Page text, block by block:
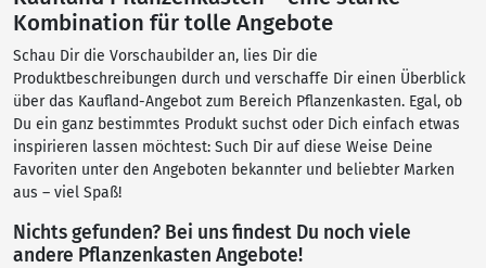
Kombination für tolle Angebote
Schau Dir die Vorschaubilder an, lies Dir die
Produktbeschreibungen durch und verschaffe Dir einen Überblick
über das Kaufland-Angebot zum Bereich Pflanzenkasten. Egal, ob
Du ein ganz bestimmtes Produkt suchst oder Dich einfach etwas
inspirieren lassen möchtest: Such Dir auf diese Weise Deine
Favoriten unter den Angeboten bekannter und beliebter Marken
aus – viel Spaß!
Nichts gefunden? Bei uns findest Du noch viele
andere Pflanzenkasten Angebote!